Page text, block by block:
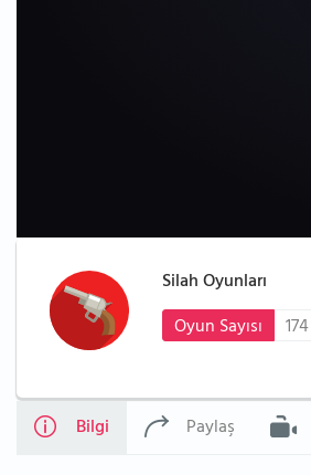
Silah Oyunları
Oyun Sayısı
174
Bilgi Paylaş